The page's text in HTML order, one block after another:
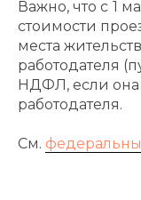
Важно, что с 1
стоимости
места
работодателя
НДФЛ, если она
работодателя.
См.